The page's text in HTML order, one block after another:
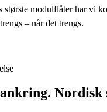
største modulflåter har vi
– når det trengs.
Nordisk